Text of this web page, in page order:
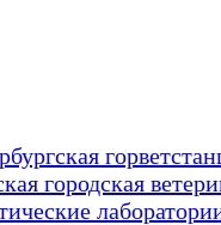
городская